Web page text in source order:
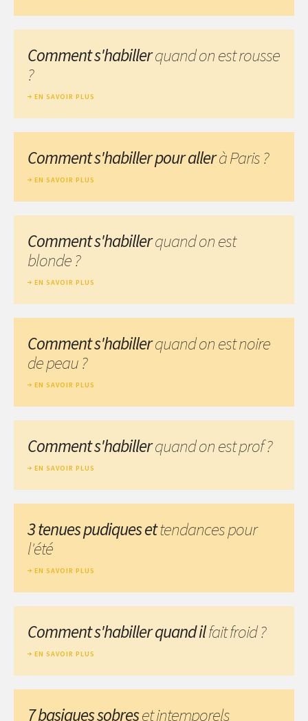
Comment s'habillerquand on est rousse
?
EN SAVOIR PLUS
Comment s'habiller pour allerà Paris ?
EN SAVOIR PLUS
Comment s'habillerquand on est
blonde ?
EN SAVOIR PLUS
Comment s'habillerquand on est noire
de peau ?
EN SAVOIR PLUS
Comment s'habillerquand on est prof ?
EN SAVOIR PLUS
3 tenues pudiques ettendances pour
l'été
EN SAVOIR PLUS
Comment s'habiller quand ilfait froid ?
EN SAVOIR PLUS
7 basiques sobreset intemporels